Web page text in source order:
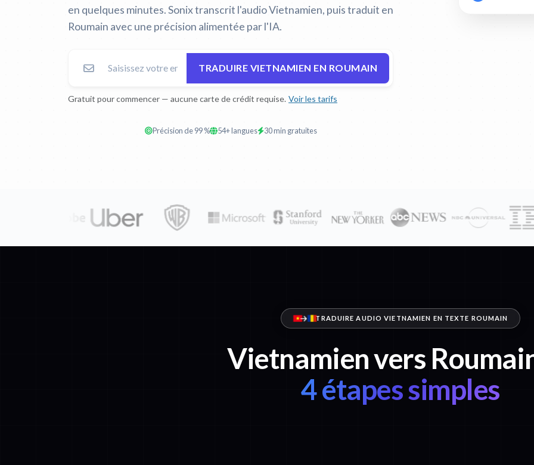
en quelques minutes. Sonix transcrit l'audio Vietnamien, puis traduit en
Roumain avec une précision alimentée par l'IA.
TRADUIRE VIETNAMIEN EN ROUMAIN
Gratuit pour commencer — aucune carte de crédit requise. Voir les tarifs
Précision de 99 % 54+ langues 30 min gratuites
TRADUIRE AUDIO VIETNAMIEN EN TEXTE ROUMAIN
Vietnamien vers
4 étapes simples